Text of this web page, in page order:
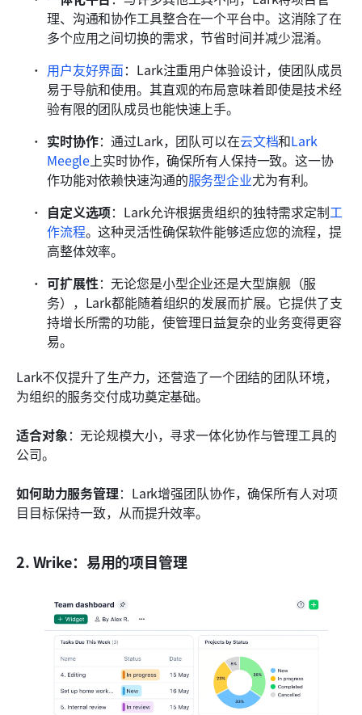
理、沟通和协作工具整合在一个平台中。这消除了在
多个应用之间切换的需求，节省时间并减少混淆。
用户友好界面：Lark注重用户体验设计，使团队成员
易于导航和使用。其直观的布局意味着即使是技术经
验有限的团队成员也能快速上手。
实时协作：通过Lark，团队可以在云文档和Lark
Meegle 上实时协作，确保所有人保持一致。这一协
作功能对依赖快速沟通的服务型企业尤为有利。
自定义选项：Lark允许根据贵组织的独特需求定制工
作流程。这种灵活性确保软件能够适应您的流程，提
高整体效率。
可扩展性：无论您是小型企业还是大型旗舰（服
务），Lark都能随着组织的发展而扩展。它提供了支
持增长所需的功能，使管理日益复杂的业务变得更容
易。
Lark不仅提升了生产力，还营造了一个团结的团队环境，
为组织的服务交付成功奠定基础。
适合对象：无论规模大小，寻求一体化协作与管理工具的
公司。
如何助力服务管理：Lark增强团队协作，确保所有人对项
目目标保持一致，从而提升效率。
2. Wrike：易用的项目管理